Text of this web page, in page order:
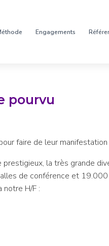
Engagements
pourvu
faire de leur
la très grande
de conférence et
notre H/F :